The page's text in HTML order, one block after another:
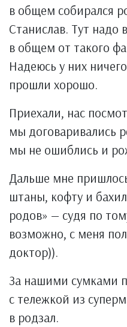
в общем собирался
Станислав. Тут
в общем от такого
Надеюсь у них
прошли хорошо.
Приехали, нас
мы договаривались
мы не ошиблись и
Дальше мне
штаны, кофту и
родов» — судя по
возможно, с меня
доктор)).
За нашими сумками
с тележкой из
в родзал.